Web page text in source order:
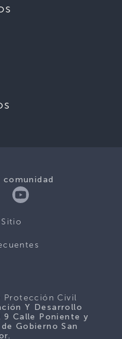
Protección Civil
Y Desarrollo
Calle Poniente y
Gobierno San